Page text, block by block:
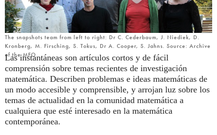
Exposiciones
Más...
Solicitar una nueva contraseña
The snapshots team from left to right: Dr C. Cederbaum, J. Niediek, D.
Kronberg, M. Firsching, S. Tokus, Dr A. Cooper, S. Jahns. Source: Archive
of the MFO
Las instantáneas son artículos cortos y de fácil
comprensión sobre temas recientes de investigación
matemática. Describen problemas e ideas matemáticas de
un modo accesible y comprensible, y arrojan luz sobre los
temas de actualidad en la comunidad matemática a
cualquiera que esté interesado en la matemática
contemporánea.